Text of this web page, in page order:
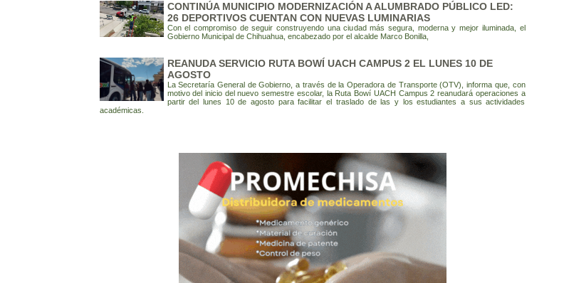
CONTINÚA MUNICIPIO MODERNIZACIÓN A ALUMBRADO PÚBLICO LED:
26 DEPORTIVOS CUENTAN CON NUEVAS LUMINARIAS
Con el compromiso de seguir construyendo una ciudad más segura, moderna y mejor iluminada, el
Gobierno Municipal de Chihuahua, encabezado por el alcalde Marco Bonilla,
REANUDA SERVICIO RUTA BOWÍ UACH CAMPUS 2 EL LUNES 10 DE
AGOSTO
La Secretaría General de Gobierno, a través de la Operadora de Transporte (OTV), informa que, con
motivo del inicio del nuevo semestre escolar, la Ruta Bowí UACH Campus 2 reanudará operaciones a
partir del lunes 10 de agosto para facilitar el traslado de las y los estudiantes a sus actividades
académicas.